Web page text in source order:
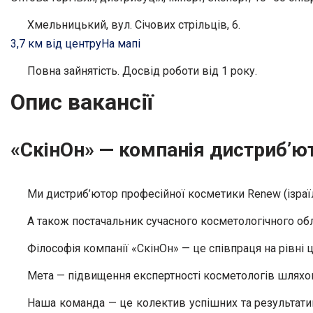
Хмельницький, вул. Січових стрільців, 6.
3,7 км від центруНа мапі
Повна зайнятість. Досвід роботи від 1 року.
Опис вакансії
«СкінОн» — компанія
Ми дистриб’ютор професійної косметики Renew
А також постачальник сучасного косметологічного
Філософія компанії «СкінОн» — це співпраця на рівні
Мета — підвищення експертності косметологів
Наша команда — це колектив успішних та